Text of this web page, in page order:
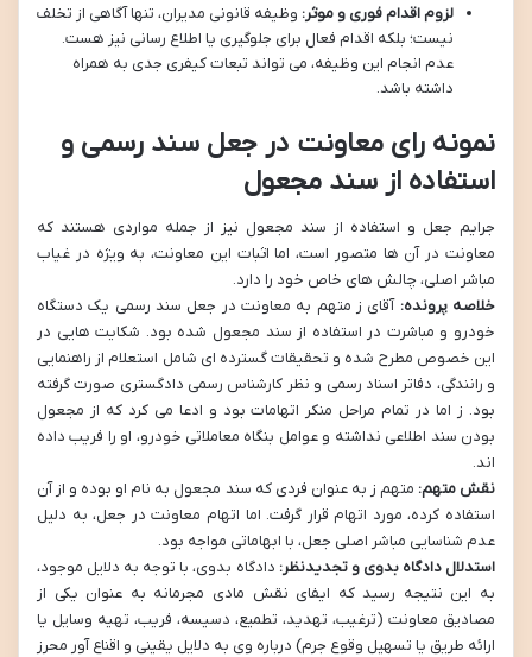
لزوم اقدام فوری و موثر: وظیفه قانونی مدیران، تنها آگاهی از تخلف
نیست؛ بلکه اقدام فعال برای جلوگیری یا اطلاع رسانی نیز هست.
عدم انجام این وظیفه، می تواند تبعات کیفری جدی به همراه
داشته باشد.
نمونه رای معاونت در جعل سند رسمی و
استفاده از سند مجعول
جرایم جعل و استفاده از سند مجعول نیز از جمله مواردی هستند که
معاونت در آن ها متصور است، اما اثبات این معاونت، به ویژه در غیاب
مباشر اصلی، چالش های خاص خود را دارد.
خلاصه پرونده: آقای ز متهم به معاونت در جعل سند رسمی یک دستگاه
خودرو و مباشرت در استفاده از سند مجعول شده بود. شکایت هایی در
این خصوص مطرح شده و تحقیقات گسترده ای شامل استعلام از راهنمایی
و رانندگی، دفاتر اسناد رسمی و نظر کارشناس رسمی دادگستری صورت گرفته
بود. ز اما در تمام مراحل منکر اتهامات بود و ادعا می کرد که از مجعول
بودن سند اطلاعی نداشته و عوامل بنگاه معاملاتی خودرو، او را فریب داده
اند.
نقش متهم: متهم ز به عنوان فردی که سند مجعول به نام او بوده و از آن
استفاده کرده، مورد اتهام قرار گرفت. اما اتهام معاونت در جعل، به دلیل
عدم شناسایی مباشر اصلی جعل، با ابهاماتی مواجه بود.
استدلال دادگاه بدوی و تجدیدنظر: دادگاه بدوی، با توجه به دلایل موجود،
به این نتیجه رسید که ایفای نقش مادی مجرمانه به عنوان یکی از
مصادیق معاونت (ترغیب، تهدید، تطمیع، دسیسه، فریب، تهیه وسایل یا
ارائه طریق یا تسهیل وقوع جرم) درباره وی به دلایل یقینی و اقناع آور محرز